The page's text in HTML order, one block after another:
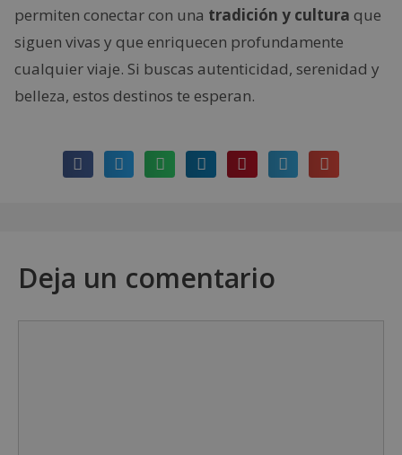
permiten conectar con una tradición y cultura que
siguen vivas y que enriquecen profundamente
cualquier viaje. Si buscas autenticidad, serenidad y
belleza, estos destinos te esperan.
Deja un comentario